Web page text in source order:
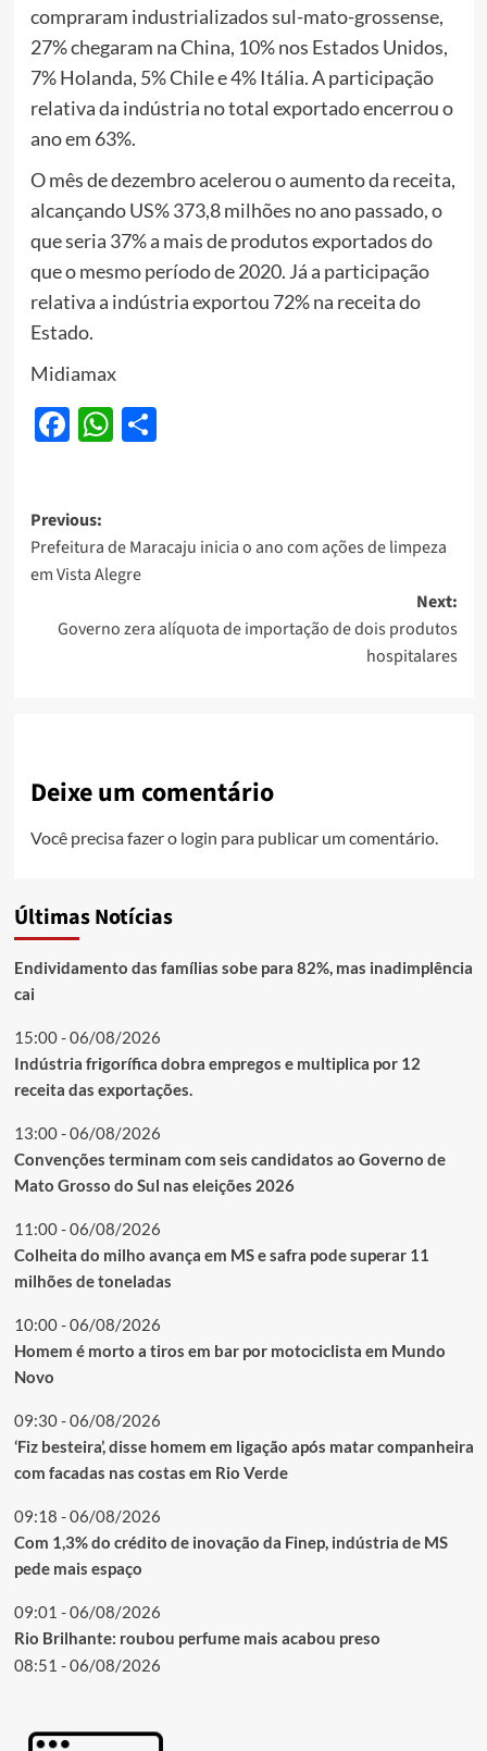
compraram industrializados sul-mato-grossense,
27% chegaram na China, 10% nos Estados Unidos,
7% Holanda, 5% Chile e 4% Itália. A participação
relativa da indústria no total exportado encerrou o
ano em 63%.
O mês de dezembro acelerou o aumento da receita,
alcançando US% 373,8 milhões no ano passado, o
que seria 37% a mais de produtos exportados do
que o mesmo período de 2020. Já a participação
relativa a indústria exportou 72% na receita do
Estado.
Midiamax
Facebook
WhatsApp
Share
Post
navigation
Previous:
Prefeitura de Maracaju inicia o ano com ações de limpeza
em Vista Alegre
Next:
Governo zera alíquota de importação de dois produtos
hospitalares
Deixe um comentário
Você precisa fazer o login para publicar um comentário.
Últimas Notícias
Endividamento das famílias sobe para 82%, mas inadimplência
cai
15:00 - 06/08/2026
Indústria frigorífica dobra empregos e multiplica por 12
receita das exportações.
13:00 - 06/08/2026
Convenções terminam com seis candidatos ao Governo de
Mato Grosso do Sul nas eleições 2026
11:00 - 06/08/2026
Colheita do milho avança em MS e safra pode superar 11
milhões de toneladas
10:00 - 06/08/2026
Homem é morto a tiros em bar por motociclista em Mundo
Novo
09:30 - 06/08/2026
‘Fiz besteira’, disse homem em ligação após matar companheira
com facadas nas costas em Rio Verde
09:18 - 06/08/2026
Com 1,3% do crédito de inovação da Finep, indústria de MS
pede mais espaço
09:01 - 06/08/2026
Rio Brilhante: roubou perfume mais acabou preso
08:51 - 06/08/2026